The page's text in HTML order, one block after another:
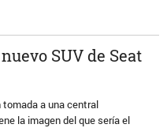
SUV de Seat
a una central
la imagen del que sería el